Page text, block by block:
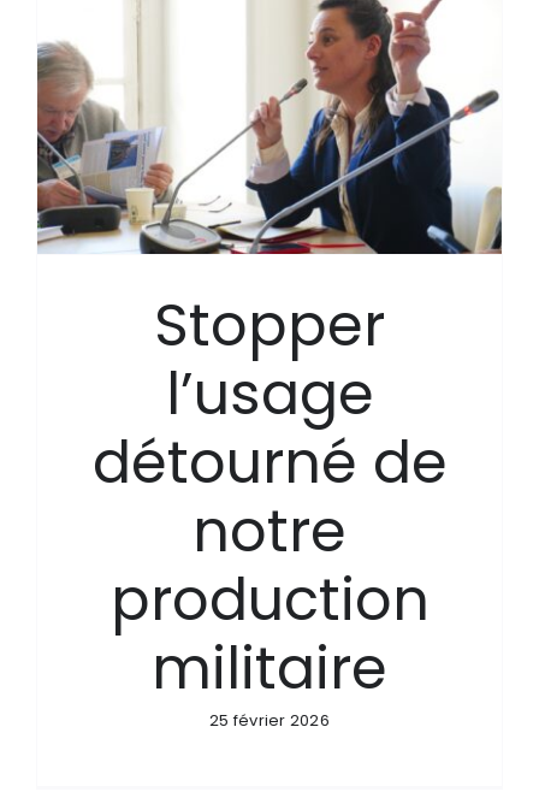
Stopper
l’usage
détourné de
notre
production
militaire
25 février 2026